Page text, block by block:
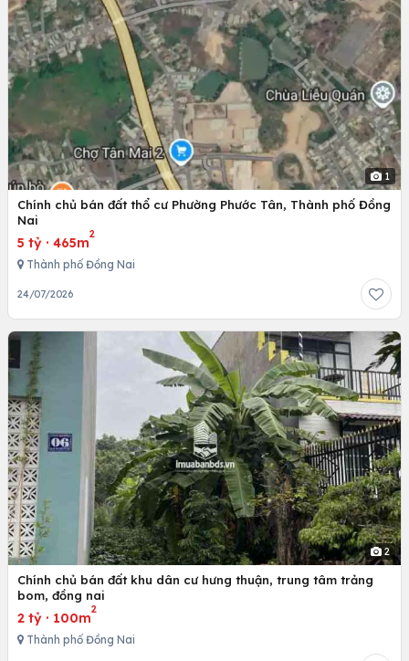
1
Chính chủ bán đất thổ cư Phường Phước Tân, Thành phố Đồng
Nai
5 tỷ · 465m
2
Thành phố Đồng Nai
24/07/2026
2
Chính chủ bán đất khu dân cư hưng thuận, trung tâm trảng
bom, đồng nai
2 tỷ · 100m
2
Thành phố Đồng Nai